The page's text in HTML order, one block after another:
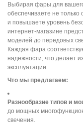
Выбирая фары для
обеспечиваете не только
и повышаете уровень
интернет-магазине
моделей до передовых
Каждая фара
надежности, что делает
эксплуатации.
Что мы предлагаем:
Разнообразие типов и
до мощных
свечения.